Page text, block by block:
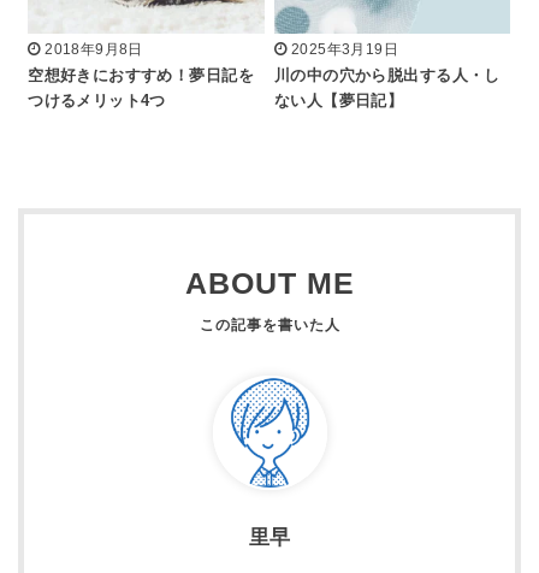
2018年9月8日
空想好きにおすすめ！夢日記を
つけるメリット4つ
2025年3月19日
川の中の穴から脱出する人・し
ない人【夢日記】
ABOUT ME
里早